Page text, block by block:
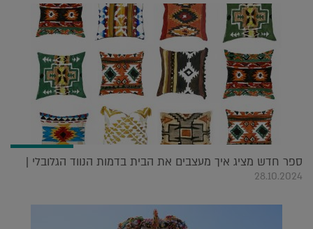
ספר חדש מציג איך מעצבים את הבית בדמות הנווד הגלובלי |
28.10.2024